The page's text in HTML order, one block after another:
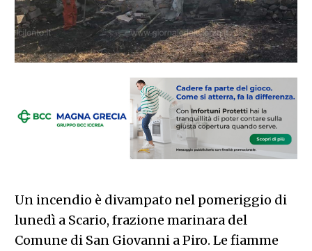
Un incendio è divampato nel pomeriggio di
lunedì a Scario, frazione marinara del
Comune di San Giovanni a Piro. Le fiamme